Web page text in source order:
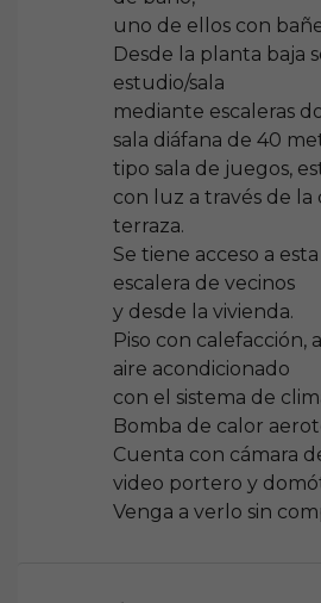
uno de ellos con
Desde la planta baja
estudio/sala
mediante escaleras
sala diáfana de 40
tipo sala de juegos,
con luz a través de la
terraza.
Se tiene acceso a
escalera de vecinos
y desde la vivienda.
Piso con calefacción,
aire acondicionado
con el sistema de
Bomba de calor
Cuenta con cámara
video portero y
Venga a verlo sin